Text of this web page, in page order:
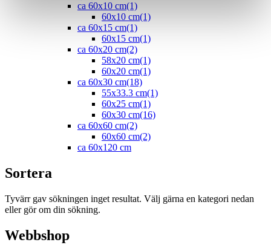
ca 60x10 cm(1)
60x10 cm(1)
ca 60x15 cm(1)
60x15 cm(1)
ca 60x20 cm(2)
58x20 cm(1)
60x20 cm(1)
ca 60x30 cm(18)
55x33.3 cm(1)
60x25 cm(1)
60x30 cm(16)
ca 60x60 cm(2)
60x60 cm(2)
ca 60x120 cm
Sortera
Tyvärr gav sökningen inget resultat. Välj gärna en kategori nedan
eller gör om din sökning.
Webbshop